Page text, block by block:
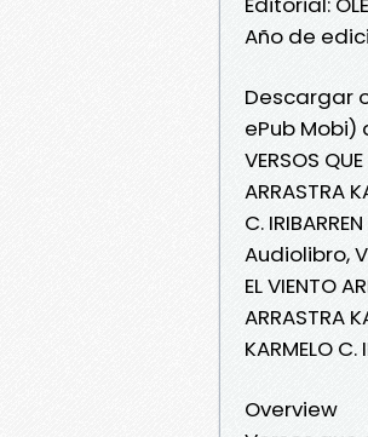
Año de
Descargar o
ePub Mobi)
VERSOS
ARRASTRA
C.
Audiolibro,
EL VIENTO
ARRASTRA
KARMELO
Overview